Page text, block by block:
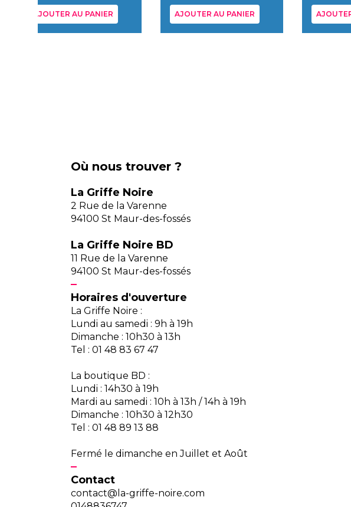
AJOUTER AU PANIER AJOUTER AU PANIER
Où nous trouver ?
La Griffe Noire
2 Rue de la Varenne
94100 St Maur-des-fossés
La Griffe Noire BD
11 Rue de la Varenne
94100 St Maur-des-fossés
Horaires d'ouverture
La Griffe Noire :
Lundi au samedi : 9h à 19h
Dimanche : 10h30 à 13h
Tel : 01 48 83 67 47
La boutique BD :
Lundi : 14h30 à 19h
Mardi au samedi : 10h à 13h / 14h à 19h
Dimanche : 10h30 à 12h30
Tel : 01 48 89 13 88
Fermé le dimanche en Juillet et Août
Contact
contact@la-griffe-noire.com